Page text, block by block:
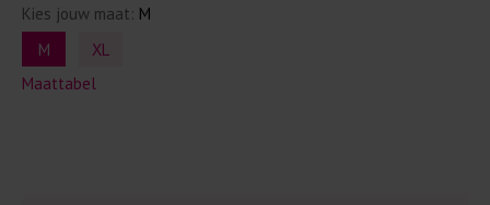
Kies jouw maat: M
M
XL
Maattabel